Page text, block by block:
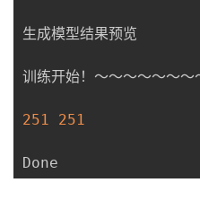
生成模型结果预览
训练开始！～～～～～～
251 251
Done